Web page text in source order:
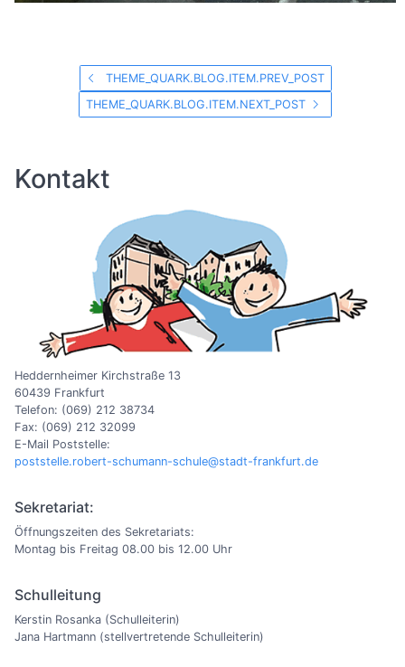
THEME_QUARK.BLOG.ITEM.PREV_POST
THEME_QUARK.BLOG.ITEM.NEXT_POST
Kontakt
Heddernheimer Kirchstraße 13
60439 Frankfurt
Telefon: (069) 212 38734
Fax: (069) 212 32099
E-Mail Poststelle:
poststelle.robert-schumann-schule@stadt-frankfurt.de
Sekretariat:
Öffnungszeiten des Sekretariats:
Montag bis Freitag 08.00 bis 12.00 Uhr
Schulleitung
Kerstin Rosanka (Schulleiterin)
Jana Hartmann (stellvertretende Schulleiterin)